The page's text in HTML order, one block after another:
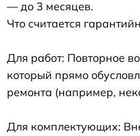
— до 3 месяцев.
Что считается
Для работ: Повторное
который прямо
ремонта (например,
Для комплектующих: